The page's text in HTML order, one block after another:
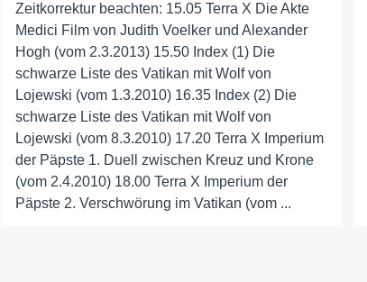
Zeitkorrektur beachten: 15.05 Terra X Die Akte
Medici Film von Judith Voelker und Alexander
Hogh (vom 2.3.2013) 15.50 Index (1) Die
schwarze Liste des Vatikan mit Wolf von
Lojewski (vom 1.3.2010) 16.35 Index (2) Die
schwarze Liste des Vatikan mit Wolf von
Lojewski (vom 8.3.2010) 17.20 Terra X Imperium
der Päpste 1. Duell zwischen Kreuz und Krone
(vom 2.4.2010) 18.00 Terra X Imperium der
Päpste 2. Verschwörung im Vatikan (vom ...